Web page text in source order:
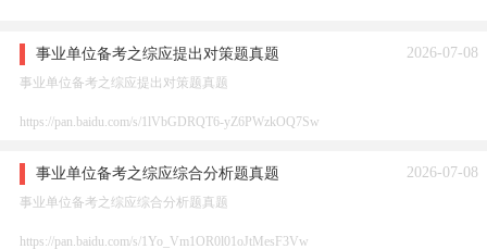
事业单位备考之综应提出对策题真题 2026-07-08
事业单位备考之综应提出对策题真题
https://pan.baidu.com/s/1lVbGDRQT6-yZ6PWzkOQ7Sw
事业单位备考之综应综合分析题真题 2026-07-08
事业单位备考之综应综合分析题真题
https://pan.baidu.com/s/1Yo_Vm1OR0l01oJtMesF3Vw